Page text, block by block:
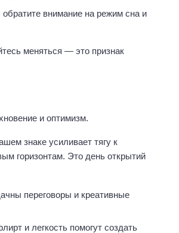
обратите внимание на режим сна и
меняться — это признак
и оптимизм.
знаке усиливает тягу к
горизонтам. Это день открытий
переговоры и креативные
и легкость помогут создать